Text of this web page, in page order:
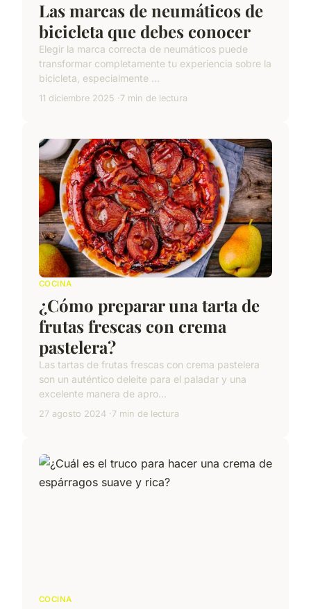
Las marcas de neumáticos de
bicicleta que debes conocer
Elegir la marca correcta de neumáticos puede
transformar completamente tu experiencia sobre la
bicicleta, especialmente ...
11 diciembre 2025 7 min de lectura
COCINA
¿Cómo preparar una tarta de
frutas frescas con crema
pastelera?
Las tartas de frutas frescas con crema pastelera
son un auténtico deleite para el paladar y una
excelente manera de apro...
27 agosto 2024 7 min de lectura
COCINA